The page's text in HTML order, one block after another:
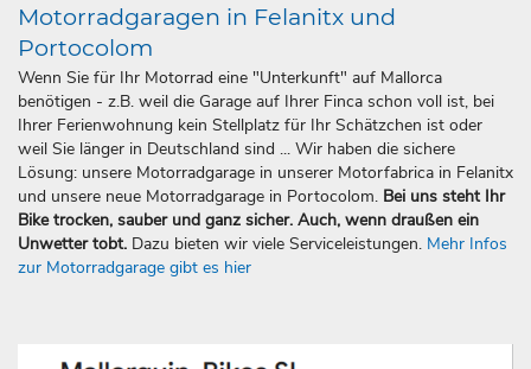
Motorradgaragen in Felanitx und
Portocolom
Wenn Sie für Ihr Motorrad eine "Unterkunft" auf Mallorca
benötigen - z.B. weil die Garage auf Ihrer Finca schon voll ist, bei
Ihrer Ferienwohnung kein Stellplatz für Ihr Schätzchen ist oder
weil Sie länger in Deutschland sind ... Wir haben die sichere
Lösung: unsere Motorradgarage in unserer Motorfabrica in Felanitx
und unsere neue Motorradgarage in Portocolom. Bei uns steht Ihr
Bike trocken, sauber und ganz sicher. Auch, wenn draußen ein
Unwetter tobt. Dazu bieten wir viele Serviceleistungen. Mehr Infos
zur Motorradgarage gibt es hier